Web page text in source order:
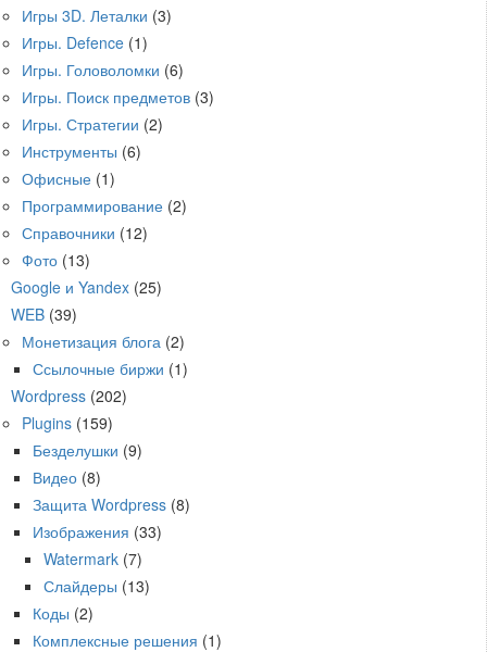
Игры 3D. Леталки (3)
Игры. Defence (1)
Игры. Головоломки (6)
Игры. Поиск предметов (3)
Игры. Стратегии (2)
Инструменты (6)
Офисные (1)
Программирование (2)
Справочники (12)
Фото (13)
Google и Yandex (25)
WEB (39)
Монетизация блога (2)
Ссылочные биржи (1)
Wordpress (202)
Plugins (159)
Безделушки (9)
Видео (8)
Защита Wordpress (8)
Изображения (33)
Watermark (7)
Слайдеры (13)
Коды (2)
Комплексные решения (1)